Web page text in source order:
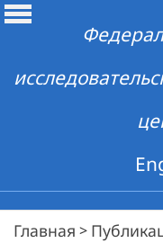
Главная >